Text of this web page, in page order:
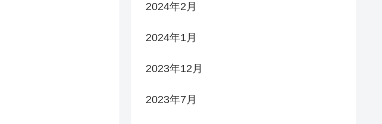
2024年2月
2024年1月
2023年12月
2023年7月